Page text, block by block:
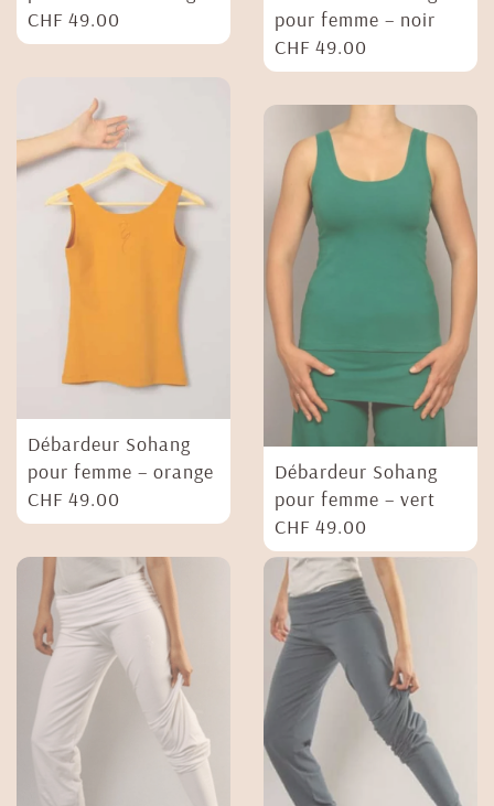
CHF 49.00
pour femme – noir
CHF 49.00
Débardeur Sohang
pour femme – orange
CHF 49.00
Débardeur Sohang
pour femme – vert
CHF 49.00